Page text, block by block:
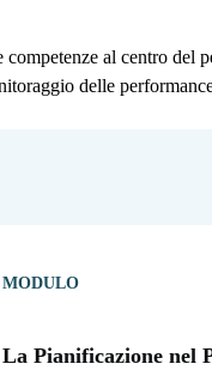
al centro del
delle
MODULO
La Pianificazione nel